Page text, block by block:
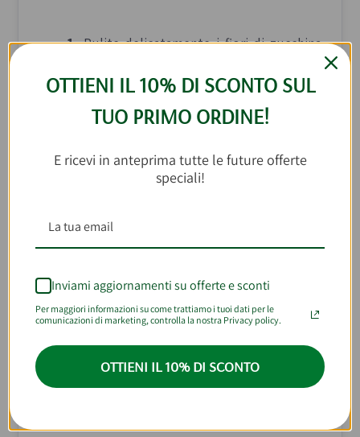
1.Pulite delicatamente i fiori di zucchina,
rimuovete il pistillo interno e lasciateli
asciugare su carta assorbente.
Lavate e tagliate la zucchina a piccoli
cubetti.
In una casseruola ampia, scaldate tre
tostare il riso insieme ai cubetti di
Aggiungete gradualmente il brodo
vegetale caldo, mescolando e aspettando
che venga assorbito prima di versarne
altro. C
ontinuate la cottura fino a quando il riso
sarà al dente.
OTTIENI IL 10% DI SCONTO SUL
TUO PRIMO ORDINE!
E ricevi in anteprima tutte le future offerte
speciali!
Inviami aggiornamenti su offerte e sconti
Per maggiori informazioni su come trattiamo i tuoi dati per le
comunicazioni di marketing, controlla la nostra Privacy policy.
OTTIENI IL 10% DI SCONTO